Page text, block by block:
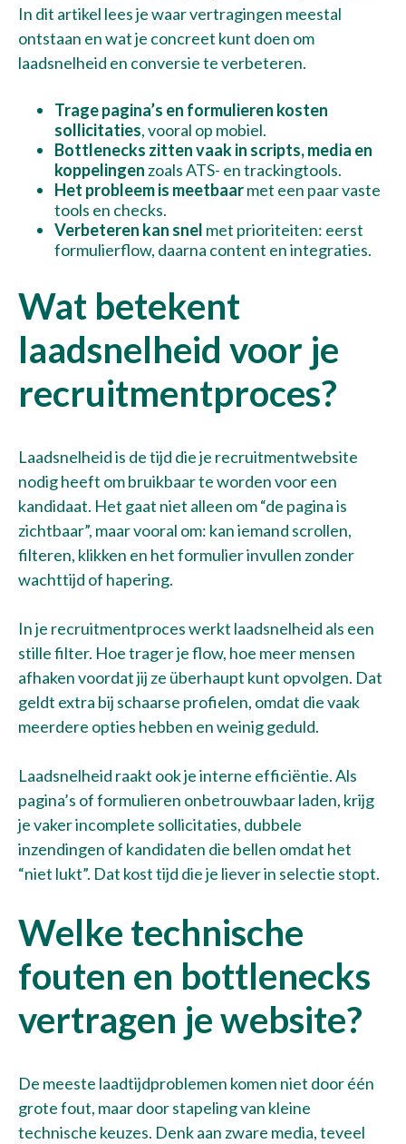
Verzenden
Bel met Thijs
+31 10 30 34 599
In dit artikel lees je waar vertragingen meestal
ontstaan en wat je concreet kunt doen om
laadsnelheid en conversie te verbeteren.
Trage pagina’s en formulieren kosten
sollicitaties, vooral op mobiel.
Bottlenecks zitten vaak in scripts, media en
koppelingen zoals ATS- en trackingtools.
Het probleem is meetbaarmet een paar vaste
tools en checks.
Verbeteren kan snel met prioriteiten: eerst
formulierflow, daarna content en integraties.
Wat betekent
laadsnelheid voor je
recruitmentproces?
Laadsnelheid is de tijd die je recruitmentwebsite
nodig heeft om bruikbaar te worden voor een
kandidaat. Het gaat niet alleen om “de pagina is
zichtbaar”, maar vooral om: kan iemand scrollen,
filteren, klikken en het formulier invullen zonder
wachttijd of hapering.
In je recruitmentproces werkt laadsnelheid als een
stille filter. Hoe trager je flow, hoe meer mensen
afhaken voordat jij ze überhaupt kunt opvolgen. Dat
geldt extra bij schaarse profielen, omdat die vaak
meerdere opties hebben en weinig geduld.
Laadsnelheid raakt ook je interne efficiëntie. Als
pagina’s of formulieren onbetrouwbaar laden, krijg
je vaker incomplete sollicitaties, dubbele
inzendingen of kandidaten die bellen omdat het
“niet lukt”. Dat kost tijd die je liever in selectie stopt.
Welke technische
fouten en bottlenecks
vertragen je website?
De meeste laadtijdproblemen komen niet door één
grote fout, maar door stapeling van kleine
technische keuzes. Denk aan zware media, teveel